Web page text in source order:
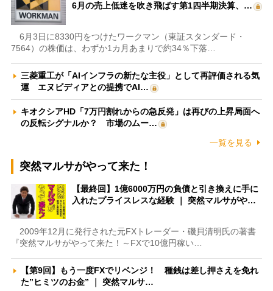
6月の売上低迷を吹き飛ばす第1四半期決算、…
6月3日に8330円をつけたワークマン（東証スタンダード・
7564）の株価は、わずか1カ月あまりで約34％下落…
三菱重工が「AIインフラの新たな主役」として再評価される気
運 エヌビディアとの提携でAI…
キオクシアHD「7万円割れからの急反発」は再びの上昇局面へ
の反転シグナルか？ 市場のムー…
一覧を見る
突然マルサがやって来た！
【最終回】1億6000万円の負債と引き換えに手に
入れたプライスレスな経験 ｜ 突然マルサがや…
2009年12月に発行された元FXトレーダー・磯貝清明氏の著書
『突然マルサがやって来た！～FXで10億円稼い…
【第9回】もう一度FXでリベンジ！ 種銭は差し押さえを免れ
た”ヒミツのお金” ｜ 突然マルサ…